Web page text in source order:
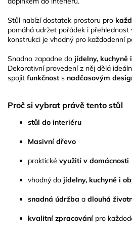
Stůl nabízí dostatek prostoru pro
pomáhá udržet pořádek i přehlednost
konstrukci je vhodný pro každodenní
Snadno zapadne do jídelny, kuchyně
Dekorativní provedení z něj dělá
spojit funkčnost s nadčasovým
Proč si vybrat právě tento stůl
stůl do interiéru
Masivní dřevo
praktické využití v domácnosti
vhodný do jídelny, kuchyně i
snadná údržba a dlouhá
kvalitní zpracovánípro